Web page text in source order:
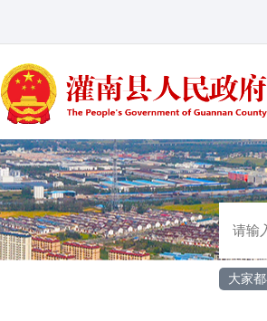
大家都